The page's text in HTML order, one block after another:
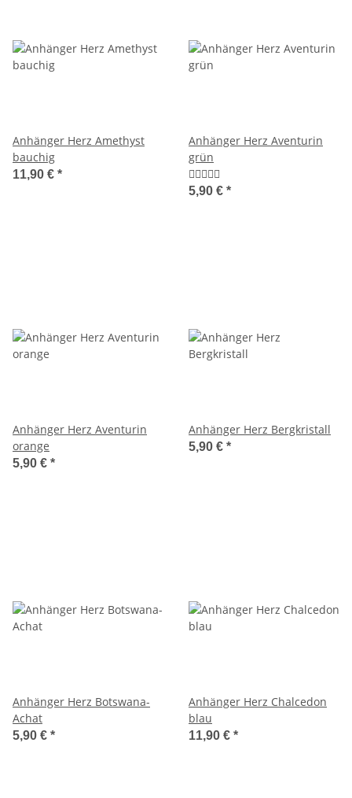
Anhänger Herz Amethyst
bauchig
11,90 € *
Anhänger Herz Aventurin
grün
5,90 € *
Anhänger Herz Aventurin
orange
5,90 € *
Anhänger Herz Bergkristall
5,90 € *
Anhänger Herz Botswana-
Achat
5,90 € *
Anhänger Herz Chalcedon
blau
11,90 € *